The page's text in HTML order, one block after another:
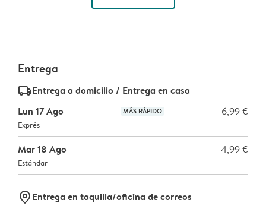
Entrega
delivery_standard_v2Entrega a domicilio / Entrega en casa
Lun 17 Ago
MÁS RÁPIDO 6,99 €
Exprés
Mar 18 Ago 4,99 €
Estándar
marker-pinEntrega en taquilla/oficina de correos